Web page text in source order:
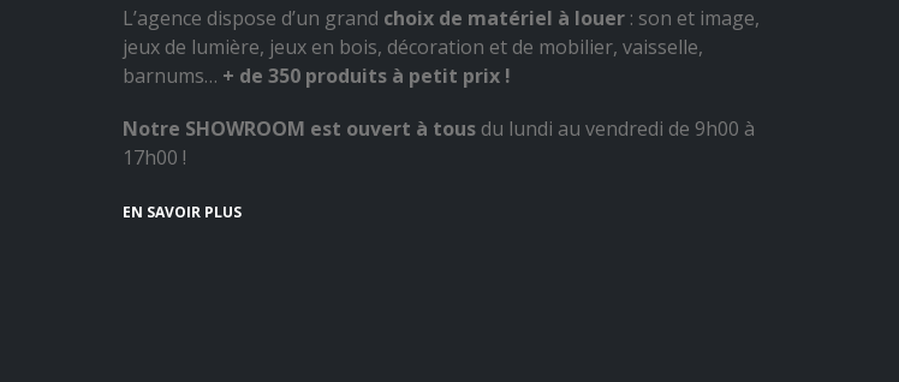
L’agence dispose d’un grand choix de matériel à louer : son et image,
jeux de lumière, jeux en bois, décoration et de mobilier, vaisselle,
barnums… + de 350 produits à petit prix !
Notre SHOWROOM est ouvert à tous du lundi au vendredi de 9h00 à
17h00 !
EN SAVOIR PLUS